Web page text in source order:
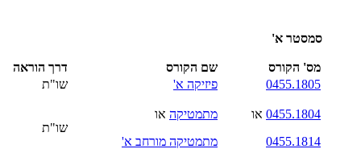
סמסטר א'
מס' הקורס שם הקורס
דרך הוראה
0455.1805
פיזיקה א' שו"ת
0455.1804 או
0455.1814
מתמטיקה או
מתמטיקה מורחב א'
שו"ת